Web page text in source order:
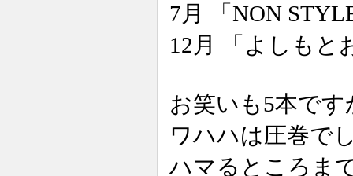
7月 「NON
12月 「よしもと
お笑いも5本で
ワハハは圧巻で
ハマるところま